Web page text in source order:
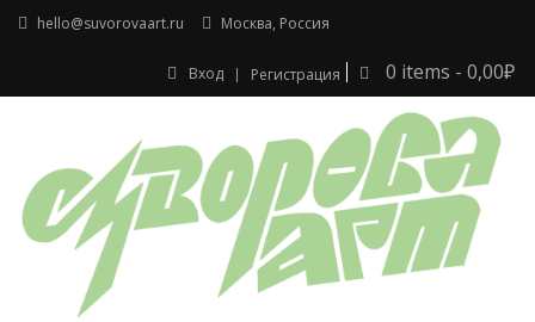
Перейтиhello@suvorovaart.ru Москва, Россия
Вход Регистрация 0 items - 0,00₽